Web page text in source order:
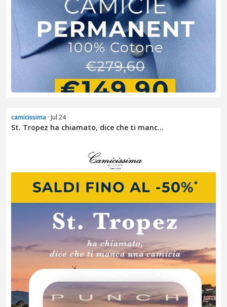
camicissima · Jul 24
St. Tropez ha chiamato, dice che ti manc...